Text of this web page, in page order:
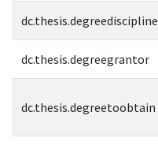
dc.thesis.degreediscipline
dc.thesis.degreegrantor
dc.thesis.degreetoobtain